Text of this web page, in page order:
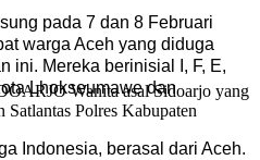
pada 7 dan 8 Februari
warga Aceh yang diduga
ini. Mereka berinisial I, F, E,
Lhokseumawe dan
Indonesia, berasal dari Aceh.
Wanita asal Sidoarjo yang
Satlantas Polres Kabupaten